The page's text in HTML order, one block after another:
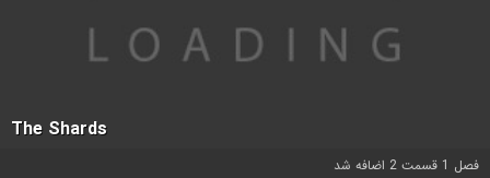
The Shards
فصل 1 قسمت 2 اضافه شد